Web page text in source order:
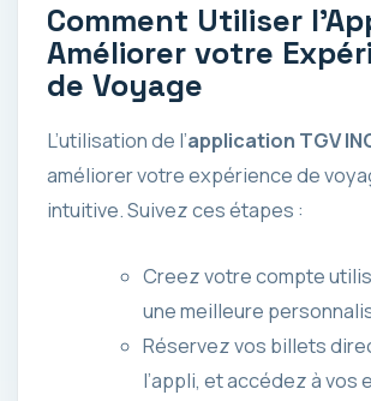
Comment Utiliser
Améliorer votre
de Voyage
L’utilisation de l’application TGV
améliorer votre expérience de
intuitive. Suivez ces étapes :
Creez votre compte
une meilleure
Réservez vos billets
l’appli, et accédez à vos